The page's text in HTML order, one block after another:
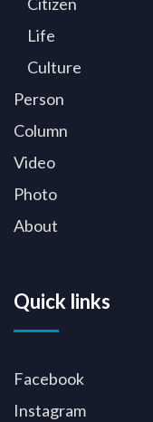
Life
Culture
Person
Column
Video
Photo
About
Quick links
Facebook
Instagram